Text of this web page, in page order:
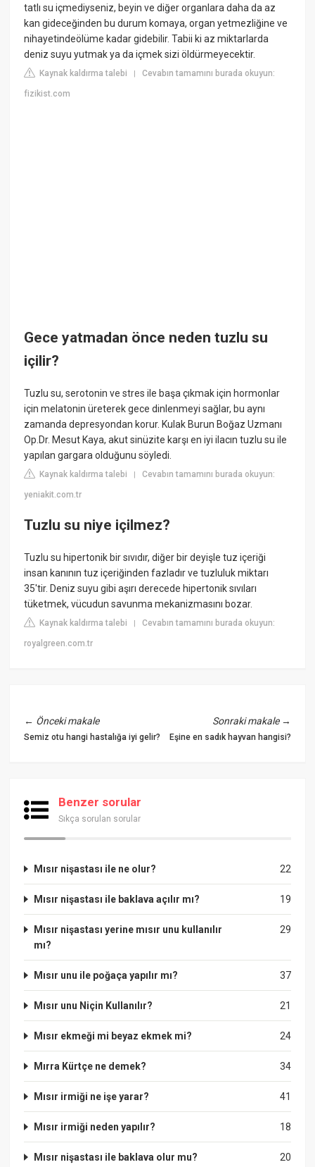
tatlı su içmediyseniz, beyin ve diğer organlara daha da az
kan gideceğinden bu durum komaya, organ yetmezliğine ve
nihayetindeölüme kadar gidebilir. Tabii ki az miktarlarda
deniz suyu yutmak ya da içmek sizi öldürmeyecektir.
Kaynak kaldırma talebi |Cevabın tamamını burada okuyun:
fizikist.com
Gece yatmadan önce neden tuzlu su
içilir?
Tuzlu su, serotonin ve stres ile başa çıkmak için hormonlar
için melatonin üreterek gece dinlenmeyi sağlar, bu aynı
zamanda depresyondan korur. Kulak Burun Boğaz Uzmanı
Op.Dr. Mesut Kaya, akut sinüzite karşı en iyi ilacın tuzlu su ile
yapılan gargara olduğunu söyledi.
Kaynak kaldırma talebi |Cevabın tamamını burada okuyun:
yeniakit.com.tr
Tuzlu su niye içilmez?
Tuzlu su hipertonik bir sıvıdır, diğer bir deyişle tuz içeriği
insan kanının tuz içeriğinden fazladır ve tuzluluk miktarı
35'tir. Deniz suyu gibi aşırı derecede hipertonik sıvıları
tüketmek, vücudun savunma mekanizmasını bozar.
Kaynak kaldırma talebi |Cevabın tamamını burada okuyun:
royalgreen.com.tr
← Önceki makale
Semiz otu hangi hastalığa iyi gelir?
Sonraki makale→
Eşine en sadık hayvan hangisi?
Benzer sorular
Sıkça sorulan sorular
22
Mısır nişastası ile ne olur?
19
Mısır nişastası ile baklava açılır mı?
29
Mısır nişastası yerine mısır unu kullanılır
mı?
37
Mısır unu ile poğaça yapılır mı?
21
Mısır unu Niçin Kullanılır?
24
Mısır ekmeği mi beyaz ekmek mi?
34
Mırra Kürtçe ne demek?
41
Mısır irmiği ne işe yarar?
18
Mısır irmiği neden yapılır?
20
Mısır nişastası ile baklava olur mu?